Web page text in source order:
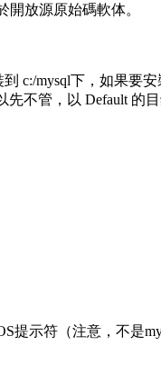
放源原始碼軟体。
c:/mysql下，如果要
不管，以 Default 的
提示符（注意，不是